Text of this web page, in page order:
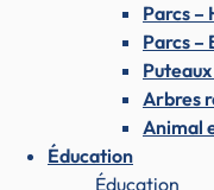
Parcs –
Parcs –
Arbres
Animal
Éducation
Éducation